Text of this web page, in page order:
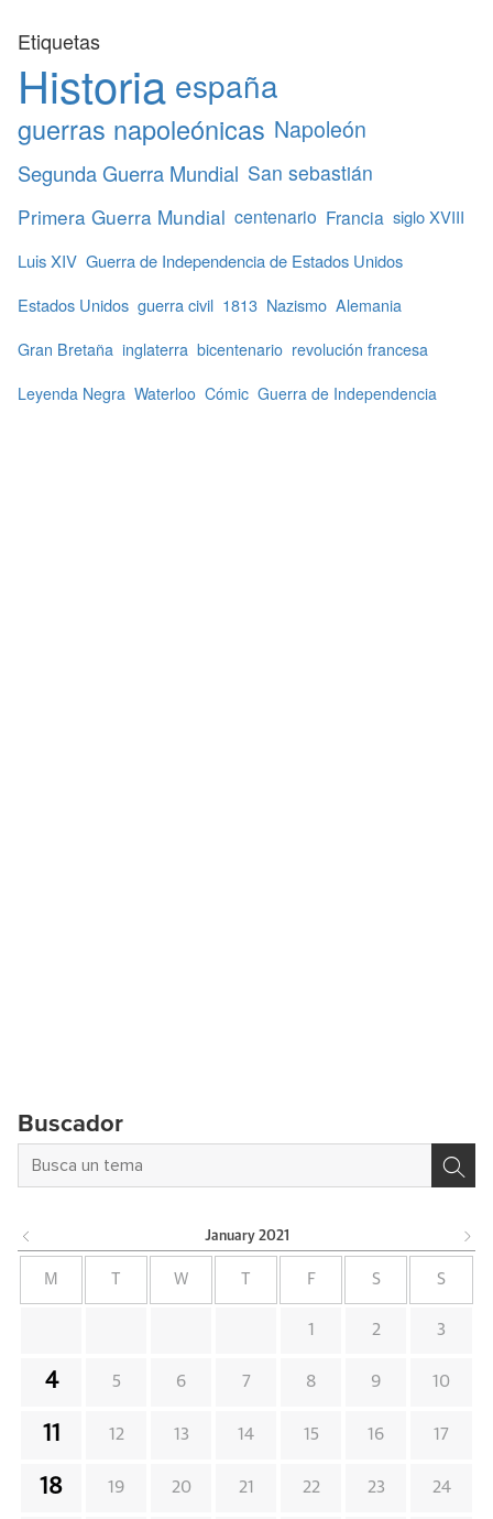
Etiquetas
Historia españa
guerras napoleónicas Napoleón
Segunda Guerra Mundial San sebastián
Primera Guerra Mundial centenario Francia siglo XVIII
Luis XIV Guerra de Independencia de Estados Unidos
Estados Unidos guerra civil 1813 Nazismo Alemania
Gran Bretaña inglaterra bicentenario revolución francesa
Leyenda Negra Waterloo Cómic Guerra de Independencia
Buscador
January 2021
M W F S S
1 2 3
4 5 6 7 8 9 10
11 12 13 14 15 16 17
18 19 20 21 22 23 24